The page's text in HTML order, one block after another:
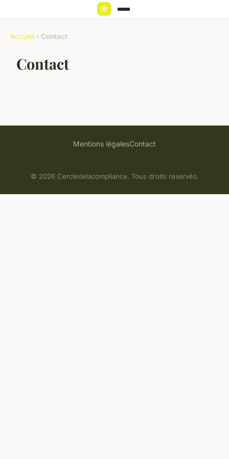
Accueil › Contact
Contact
Mentions légalesContact
© 2026 Cercledelacompliance. Tous droits réservés.